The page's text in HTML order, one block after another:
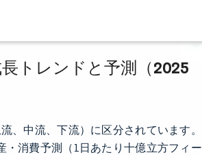
トレンドと予測（2025
、中流、下流）に区分されています。
消費予測（1日あたり十億立方フィー